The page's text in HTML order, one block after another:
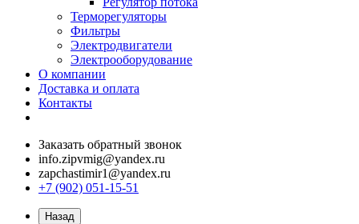
Терморегуляторы
Фильтры
Электродвигатели
Электрооборудование
О компании
Доставка и оплата
Контакты
Заказать обратный звонок
info.zipvmig@yandex.ru
zapchastimir1@yandex.ru
+7 (902) 051-15-51
Назад